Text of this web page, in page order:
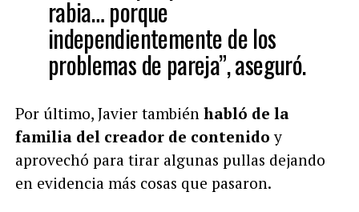
rabia… porque
independientemente de los
problemas de pareja”, aseguró.
Por último, Javier también habló de la
familia del creador de contenido y
aprovechó para tirar algunas pullas dejando
en evidencia más cosas que pasaron.